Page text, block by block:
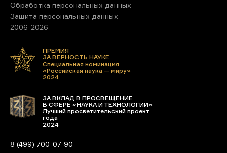
Обработка персональных данных
Защита персональных данных
2006-2026
ПРЕМИЯ
ЗА ВЕРНОСТЬ НАУКЕ
Специальная номинация
«Российская наука — миру»
2024
ЗА ВКЛАД В ПРОСВЕЩЕНИЕ
В СФЕРЕ «НАУКА И ТЕХНОЛОГИИ»
Лучший просветительский проект
года
2024
8 (499) 700-07-90